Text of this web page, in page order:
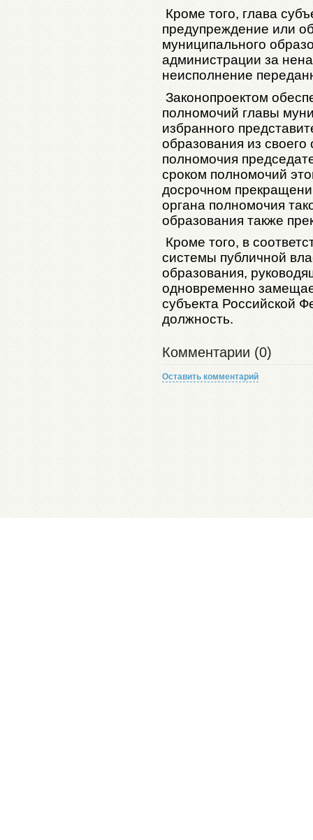
Кроме того, глава
предупреждение или
муниципального
администрации за
неисполнение
Законопроектом
полномочий главы
избранного
образования из
полномочия
сроком полномочий
досрочном
органа полномочия
образования также
Кроме того, в
системы публичной
образования,
одновременно
субъекта Российской
должность.
Комментарии (0)
Оставить комментарий